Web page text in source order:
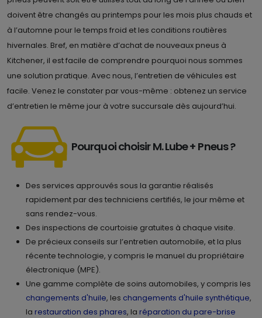
doivent être changés au printemps pour les mois plus chauds et
à l’automne pour le temps froid et les conditions routières
hivernales. Bref, en matière d’achat de nouveaux pneus à
Kitchener, il est facile de comprendre pourquoi nous sommes
une solution pratique. Avec nous, l’entretien de véhicules est
facile. Venez le constater par vous-même : obtenez un service
d’entretien le même jour à votre succursale dès aujourd’hui.
Pourquoi choisir M. Lube + Pneus ?
Des services approuvés sous la garantie réalisés
rapidement par des techniciens certifiés, le jour même et
sans rendez-vous.
Des inspections de courtoisie gratuites à chaque visite.
De précieux conseils sur l’entretien automobile, et la plus
récente technologie, y compris le manuel du propriétaire
électronique (MPE).
Une gamme complète de soins automobiles, y compris les
changements d'huile, les changements d'huile synthétique,
la restauration des phares, la réparation du pare-brise